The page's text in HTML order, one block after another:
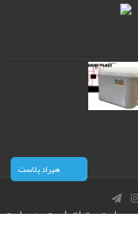
هیراد پلاست